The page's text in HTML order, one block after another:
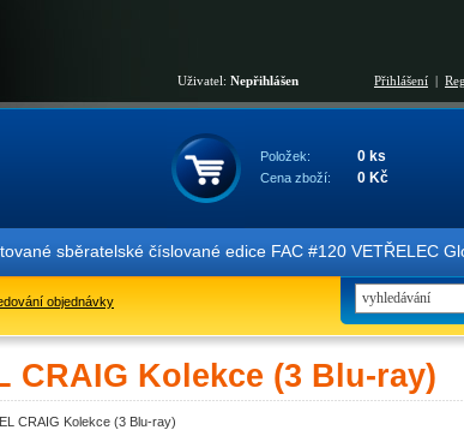
Uživatel: Nepřihlášen Přihlášení |
Položek: 0 ks
Cena zboží: 0 Kč
číslované edice FAC #120 VETŘELEC Glow
objednávky
CRAIG Kolekce (3 Blu-ray)
CRAIG Kolekce (3 Blu-ray)